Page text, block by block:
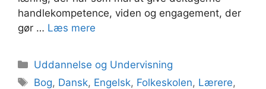
handlekompetence, viden og engagement, der
gør … Læs mere
Kategorier
Uddannelse og Undervisning
Tags
Bog, Dansk, Engelsk, Folkeskolen, Lærere,